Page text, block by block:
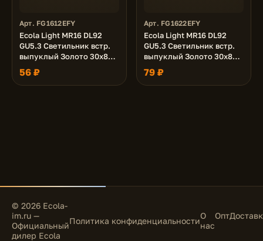
Арт. FG1612EFY
Ecola Light MR16 DL92
GU5.3 Светильник встр.
выпуклый Золото 30x80
(кd74)
56 ₽
Арт. FG1622EFY
Ecola Light MR16 DL92
GU5.3 Светильник встр.
выпуклый Золото 30x80 -
2pack (кd74)
79 ₽
© 2026 Ecola-
im.ru —
Официальный
дилер Ecola
Политика конфиденциальностиО
нас
Опт